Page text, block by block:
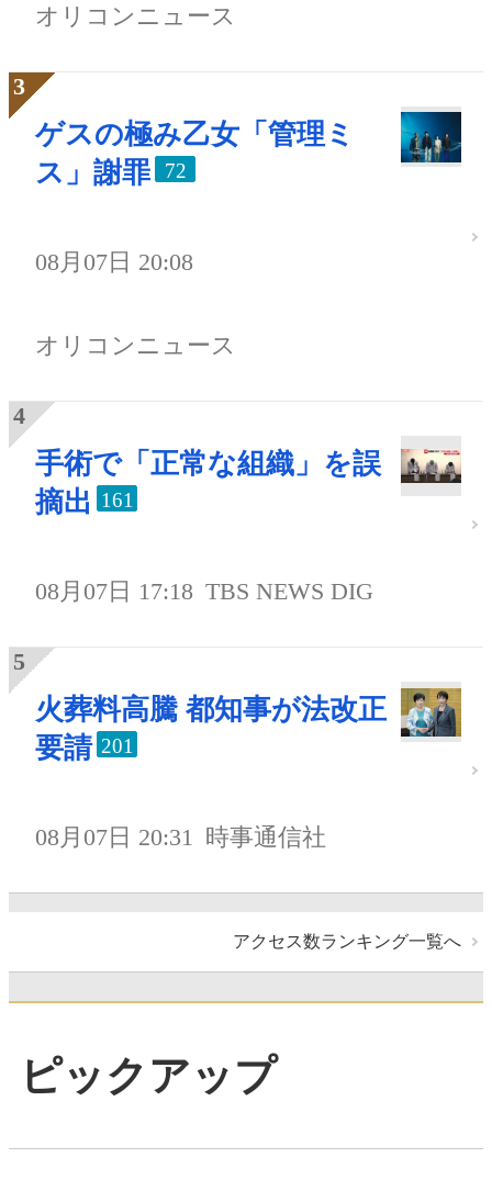
オリコンニュース
ゲスの極み乙女「管理ミ
ス」謝罪
72
08月07日 20:08
オリコンニュース
手術で「正常な組織」を誤
摘出 161
08月07日 17:18 TBS NEWS DIG
火葬料高騰 都知事が法改正
要請 201
08月07日 20:31 時事通信社
アクセス数ランキング一覧へ
ピックアップ